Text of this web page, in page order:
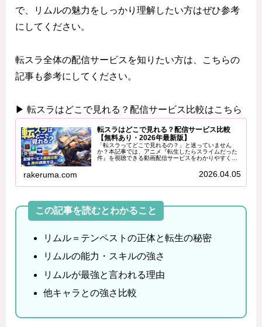
で、リムルの魅力をしっかり理解したい方はぜひ参考
にしてください。
転スラ全体の配信サービスを知りたい方は、こちらの
記事も参考にしてください。
▶ 転スラはどこで見れる？配信サービス比較はこちら
転スラはどこで見れる？配信サービス比較
【無料あり・2026年最新版】
「転スラってどこで見れるの？」と迷っていません
か？本記事では、アニメ『転生したらスライムだった
件』を視聴できる動画配信サービスをわかりやすく比
見る方法や、お得に楽しむコツも紹介するので、ぜひ
rakeruma.com 2026.04.05
この記事を読むとわかること
リムル＝テンペストの正体と転生の秘密
リムルの能力・スキルの強さ
リムルが最強と言われる理由
他キャラとの強さ比較